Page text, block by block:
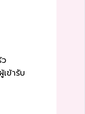
ข้ารับ